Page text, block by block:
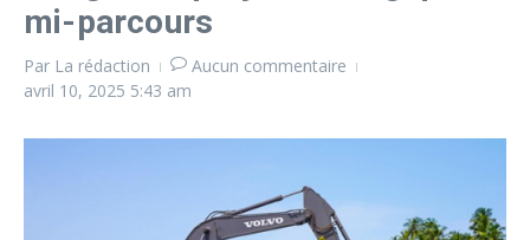
mi-parcours
Par La rédaction
Aucun commentaire
avril 10, 2025 5:43 am